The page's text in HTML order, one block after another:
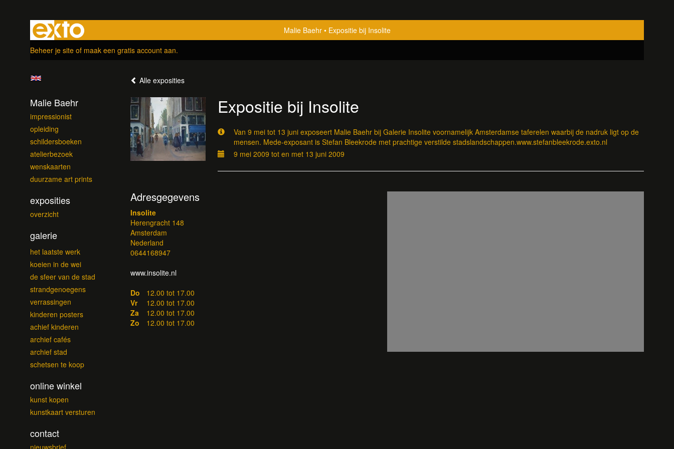
Malie Baehr
Expositie bij Insolite
Beheer je site of maak een gratis account aan.
Alle exposities
Expositie bij Insolite
Van 9 mei tot 13 juni exposeert Malie Baehr bij Galerie Insolite voornamelijk Amsterdamse taferelen waarbij de nadruk ligt op de
mensen. Mede-exposant is Stefan Bleekrode met prachtige verstilde stadslandschappen.www.stefanbleekrode.exto.nl
9 mei 2009 tot en met 13 juni 2009
Adresgegevens
Insolite
Herengracht 148
Amsterdam
Nederland
0644168947
www.insolite.nl
Do
12.00 tot 17.00
Vr
12.00 tot 17.00
Za
12.00 tot 17.00
Zo
12.00 tot 17.00
Malie Baehr
impressionist
opleiding
schildersboeken
atelierbezoek
wenskaarten
duurzame art prints
exposities
overzicht
galerie
het laatste werk
koeien in de wei
de sfeer van de stad
strandgenoegens
verrassingen
kinderen posters
achief kinderen
archief cafés
archief stad
schetsen te koop
online winkel
kunst kopen
kunstkaart versturen
contact
nieuwsbrief